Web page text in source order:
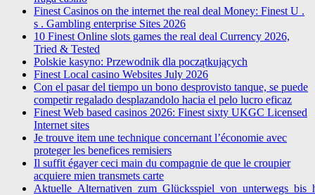
Finest Casinos on the internet the real deal Money: Finest U .
s . Gambling enterprise Sites 2026
10 Finest Online slots games the real deal Currency 2026,
Tried & Tested
Polskie kasyno: Przewodnik dla początkujących
Finest Local casino Websites July 2026
Con el pasar del tiempo un bono desprovisto tanque, se puede
competir regalado desplazandolo hacia el pelo lucro eficaz
Finest Web based casinos 2026: Finest sixty UKGC Licensed
Internet sites
Je trouve item une technique concernant l’économie avec
proteger les benefices remisiers
Il suffit égayer ceci main du compagnie de que le croupier
acquiere mien transmets carte